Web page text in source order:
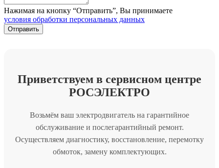
Нажимая на кнопку “Отправить”, Вы принимаете
условия обработки персональных данных
Приветствуем в сервисном центре
РОСЭЛЕКТРО
Возьмём ваш электродвигатель на гарантийное
обслуживание и послегарантийный ремонт.
Осуществляем диагностику, восстановление, перемотку
обмоток, замену комплектующих.